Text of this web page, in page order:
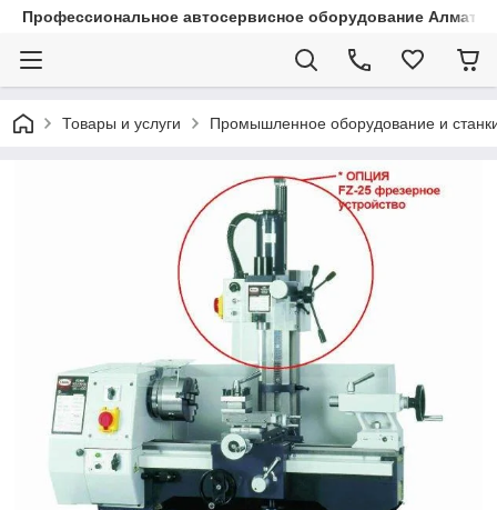
Профессиональное автосервисное оборудование Алматы
Товары и услуги Промышленное оборудование и